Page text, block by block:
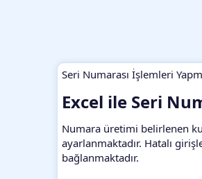
Seri Numarası İşlemleri
Excel ile Seri
Numara üretimi belirlenen
ayarlanmaktadır. Hatalı
bağlanmaktadır.